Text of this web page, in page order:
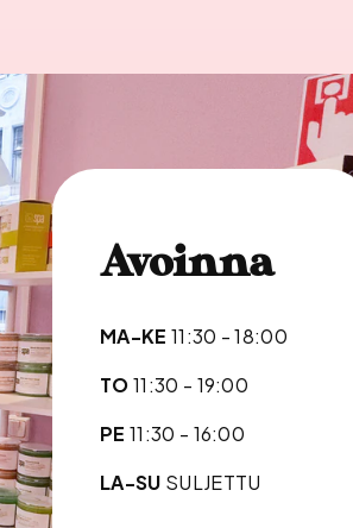
Avoinna
MA-KE 11:30 - 18:00
TO11:30 - 19:00
PE 11:30 - 16:00
LA-SU SULJETTU